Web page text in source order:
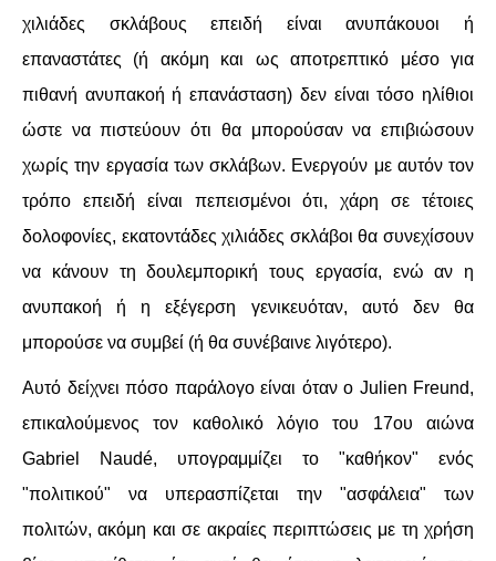
χιλιάδες σκλάβους επειδή είναι ανυπάκουοι ή
επαναστάτες (ή ακόμη και ως αποτρεπτικό μέσο για
πιθανή ανυπακοή ή επανάσταση) δεν είναι τόσο ηλίθιοι
ώστε να πιστεύουν ότι θα μπορούσαν να επιβιώσουν
χωρίς την εργασία των σκλάβων. Ενεργούν με αυτόν τον
τρόπο επειδή είναι πεπεισμένοι ότι, χάρη σε τέτοιες
δολοφονίες, εκατοντάδες χιλιάδες σκλάβοι θα συνεχίσουν
να κάνουν τη δουλεμπορική τους εργασία, ενώ αν η
ανυπακοή ή η εξέγερση γενικευόταν, αυτό δεν θα
μπορούσε να συμβεί (ή θα συνέβαινε λιγότερο).
Αυτό δείχνει πόσο παράλογο είναι όταν ο Julien Freund,
επικαλούμενος τον καθολικό λόγιο του 17ου αιώνα
Gabriel Naudé, υπογραμμίζει το "καθήκον" ενός
"πολιτικού" να υπερασπίζεται την "ασφάλεια" των
πολιτών, ακόμη και σε ακραίες περιπτώσεις με τη χρήση